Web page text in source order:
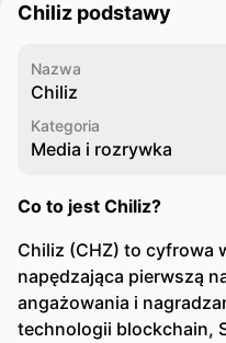
Chiliz podstawy
Nazwa
Chiliz
Kategoria
Media i rozrywka
Co to jest Chiliz?
Chiliz (CHZ) to cyfrowa
napędzająca pierwszą
angażowania i
technologii blockchain,